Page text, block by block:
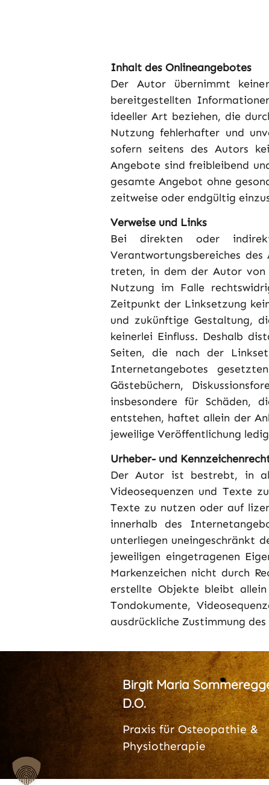
Inhalt des Onlineangebotes
Der Autor übernimmt
bereitgestellten
ideeller Art beziehen, die
Nutzung fehlerhafter und
sofern seitens des Autors
Angebote sind freibleibend
gesamte Angebot ohne
zeitweise oder endgültig
Verweise und Links
Bei direkten oder
Verantwortungsbereiches
treten, in dem der Autor von
Nutzung im Falle
Zeitpunkt der Linksetzung
und zukünftige Gestaltung,
keinerlei Einfluss. Deshalb
Seiten, die nach der
Internetangebotes
Gästebüchern,
insbesondere für Schäden,
entstehen, haftet allein der
jeweilige Veröffentlichung
Urheber- und
Der Autor ist bestrebt, in
Videosequenzen und Texte
Texte zu nutzen oder auf
innerhalb des
unterliegen uneingeschränkt
jeweiligen eingetragenen
Markenzeichen nicht durch
erstellte Objekte bleibt
Tondokumente,
ausdrückliche Zustimmung
Birgit Maria
D.O.
Praxis für Osteopathie &
Physiotherapie